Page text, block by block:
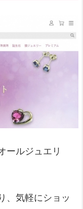
ールジュエリ
、気軽にショッ